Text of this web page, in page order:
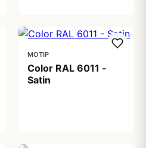
MOTIP
Color RAL 6011 -
Satin